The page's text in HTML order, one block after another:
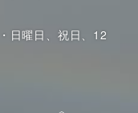
日曜日、祝日、12